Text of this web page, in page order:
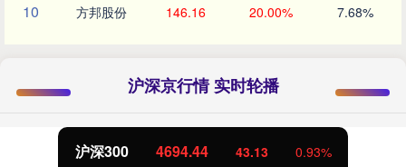
10 方邦股份 146.16 20.00% 7.68%
沪深京行情 实时轮播
沪深300 4694.44 43.13 0.93%